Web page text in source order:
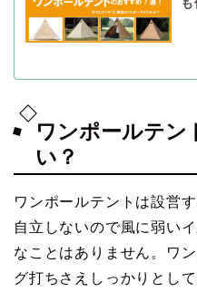
ワンポールテン
い？
ワンポールテントは設営
自立しないので風に弱い
なことはありません。ワ
グ打ちさえしっかりとし